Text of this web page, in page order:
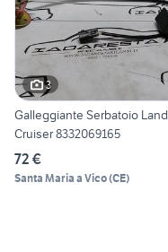
3
Galleggiante Serbatoio Land
Cruiser 8332069165
72 €
Santa Maria a Vico(CE)